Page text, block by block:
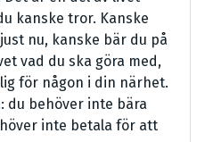
kanske tror. Kanske
nu, kanske bär du på
vad du ska göra med,
för någon i din närhet.
du behöver inte bära
inte betala för att